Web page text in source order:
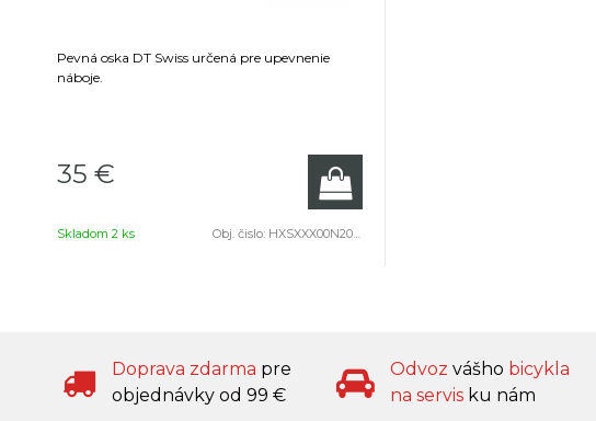
Pevná oska DT Swiss určená pre upevnenie
náboje.
35 €
Skladom 2 ks Obj. čislo: HXSXXX00N2051S
Doprava zdarma pre
objednávky od 99 €
Odvoz vášho bicykla
na servis ku nám